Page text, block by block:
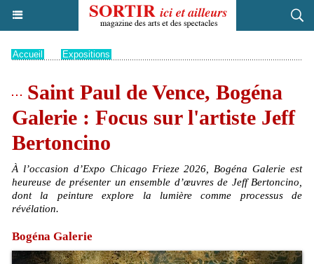
Accueil Expositions
Saint Paul de Vence, Bogéna
Galerie : Focus sur l'artiste Jeff
Bertoncino
À l’occasion d’Expo Chicago Frieze 2026, Bogéna Galerie est
heureuse de présenter un ensemble d’œuvres de Jeff Bertoncino,
dont la peinture explore la lumière comme processus de
révélation.
Bogéna Galerie